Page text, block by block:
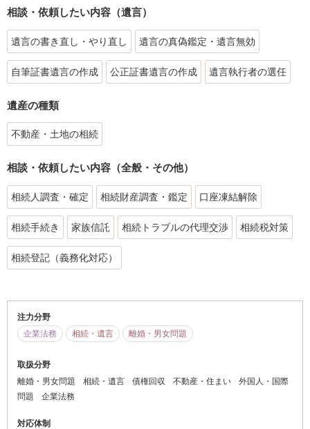
相談・依頼したい内容（遺言）
遺言の書き直し・やり直し 遺言の真偽鑑定・遺言無効
自筆証書遺言の作成 公正証書遺言の作成 遺言執行者の選任
遺産の種類
不動産・土地の相続
相談・依頼したい内容（全般・その他）
相続人調査・確定 相続財産調査・鑑定 口座凍結解除
相続手続き 家族信託 相続トラブルの代理交渉 相続税対策
相続登記（義務化対応）
注力分野
企業法務
相続・遺言 離婚・男女問題
取扱分野
離婚・男女問題
相続・遺言 債権回収 不動産・住まい
外国人・国際
問題
企業法務
対応体制